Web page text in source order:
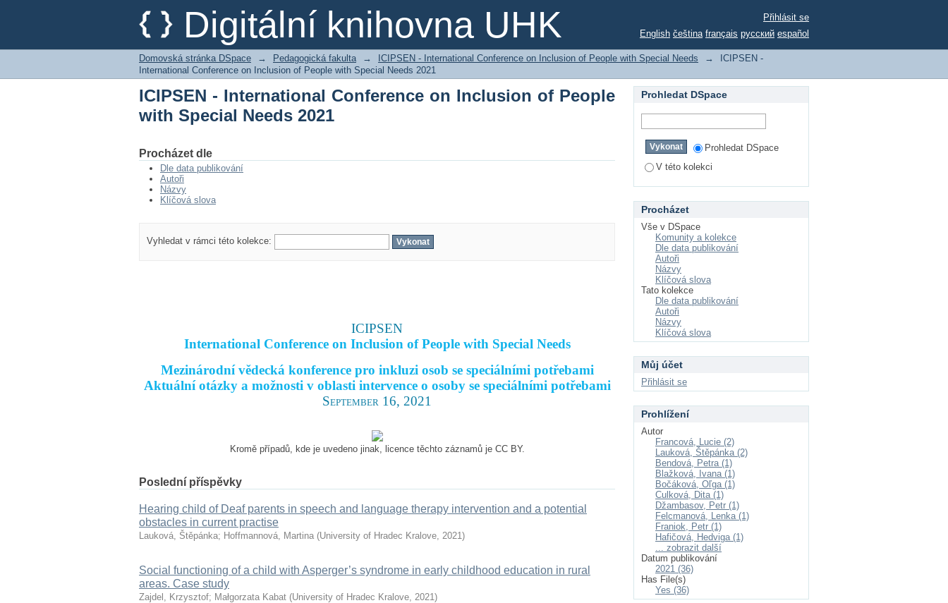
Digitální knihovna UHK
ICIPSEN - International Conference on Inclusion of People with Special Needs
2021
Přihlásit se
English čeština français русский español
Domovská stránka DSpace → Pedagogická fakulta → ICIPSEN - International Conference on Inclusion of People with Special Needs →
ICIPSEN -
International Conference on Inclusion of People with Special Needs 2021
ICIPSEN - International Conference on Inclusion of People
with Special Needs 2021
Procházet dle
Dle data publikování
Autoři
Názvy
Klíčová slova
Vyhledat v rámci této kolekce:
ICIPSEN
International Conference on Inclusion of People with Special Needs
Mezinárodní vědecká konference pro inkluzi osob se speciálními potřebami
Aktuální otázky a možnosti v oblasti intervence o osoby se speciálními potřebami
September 16, 2021
Kromě případů, kde je uvedeno jinak, licence těchto záznamů je CC BY.
Poslední příspěvky
Hearing child of Deaf parents in speech and language therapy intervention and a potential
obstacles in current practise
Lauková, Štěpánka; Hoffmannová, Martina (University of Hradec Kralove, 2021)
Social functioning of a child with Asperger’s syndrome in early childhood education in rural
areas. Case study
Zajdel, Krzysztof; Małgorzata Kabat (University of Hradec Kralove, 2021)
Prohledat DSpace
Prohledat DSpace
V této kolekci
Procházet
Vše v DSpace
Komunity a kolekce
Dle data publikování
Autoři
Názvy
Klíčová slova
Tato kolekce
Dle data publikování
Autoři
Názvy
Klíčová slova
Můj účet
Přihlásit se
Prohlížení
Autor
Francová, Lucie (2)
Lauková, Štěpánka (2)
Bendová, Petra (1)
Blažková, Ivana (1)
Bočáková, Oľga (1)
Culková, Dita (1)
Džambasov, Petr (1)
Felcmanová, Lenka (1)
Franiok, Petr (1)
Hafičová, Hedviga (1)
... zobrazit další
Datum publikování
2021 (36)
Has File(s)
Yes (36)